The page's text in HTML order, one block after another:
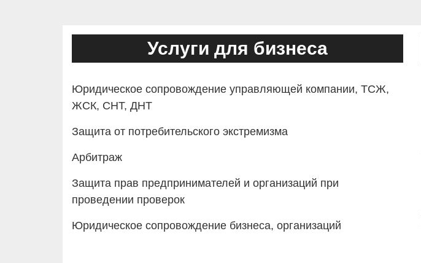
Услуги для бизнеса
Юридическое сопровождение управляющей компании, ТСЖ,
ЖСК, СНТ, ДНТ
Защита от потребительского экстремизма
Арбитраж
Защита прав предпринимателей и организаций при
проведении проверок
Юридическое сопровождение бизнеса, организаций